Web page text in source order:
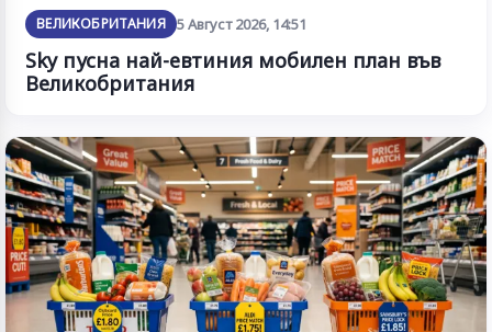
ВЕЛИКОБРИТАНИЯ 5 Август 2026, 14:51
Sky пусна най-евтиния мобилен план във
Великобритания